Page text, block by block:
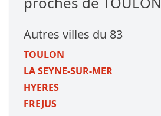
Autres villes du 83
TOULON
LA SEYNE-SUR-MER
HYERES
FREJUS